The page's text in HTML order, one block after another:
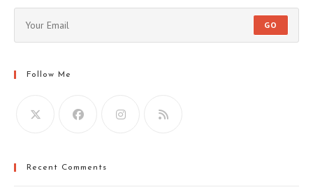
GO
Follow Me
Recent Comments